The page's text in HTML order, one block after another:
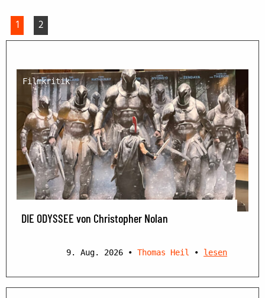
1 2
Filmkritik
DIE ODYSSEE von Christopher Nolan
9. Aug. 2026 • Thomas Heil • lesen